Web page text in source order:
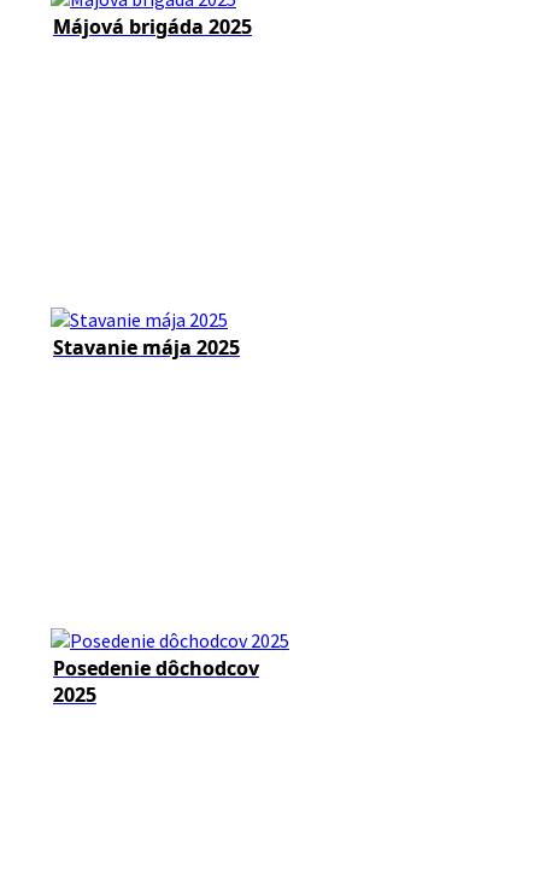
Májová brigáda 2025
Stavanie mája 2025
Posedenie dôchodcov
2025